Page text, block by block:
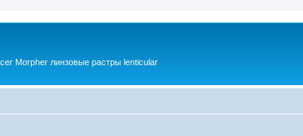
Morpher линзовые растры lenticular